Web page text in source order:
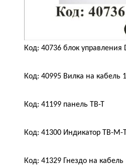
Код: 40736 блок управления
Код: 40995 Вилка на кабель
Код: 41199 панель ТВ-Т
Код: 41300 Индикатор ТВ-M-
Код: 41329 Гнездо на кабель